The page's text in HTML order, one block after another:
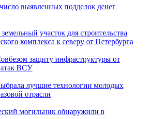
выявленных подделок денег
участок для строительства
комплекса к северу от Петербурга
защиту инфраструктуры от
атак ВСУ
лучшие технологии молодых
отрасли
могильник обнаружили в